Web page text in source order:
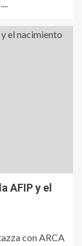
AFIP y el
con ARCA